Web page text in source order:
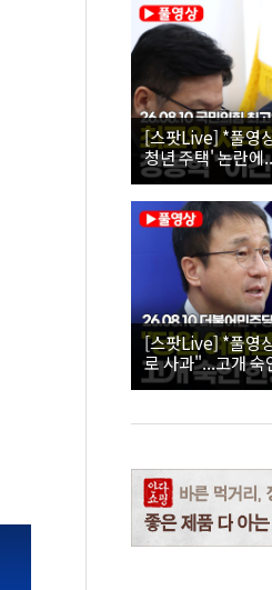
[스팟Live] *풀영
청년 주택' 논란
｜26.08.10 국민의
[스팟Live] *풀영
로 사과"...고개 숙
26.08.10 더불어